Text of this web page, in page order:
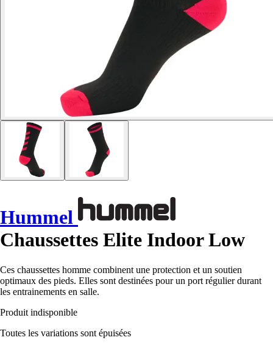
Hummel
Chaussettes Elite Indoor Low
Ces chaussettes homme combinent une protection et un soutien
optimaux des pieds. Elles sont destinées pour un port régulier durant
les entrainements en salle.
Produit indisponible
Toutes les variations sont épuisées